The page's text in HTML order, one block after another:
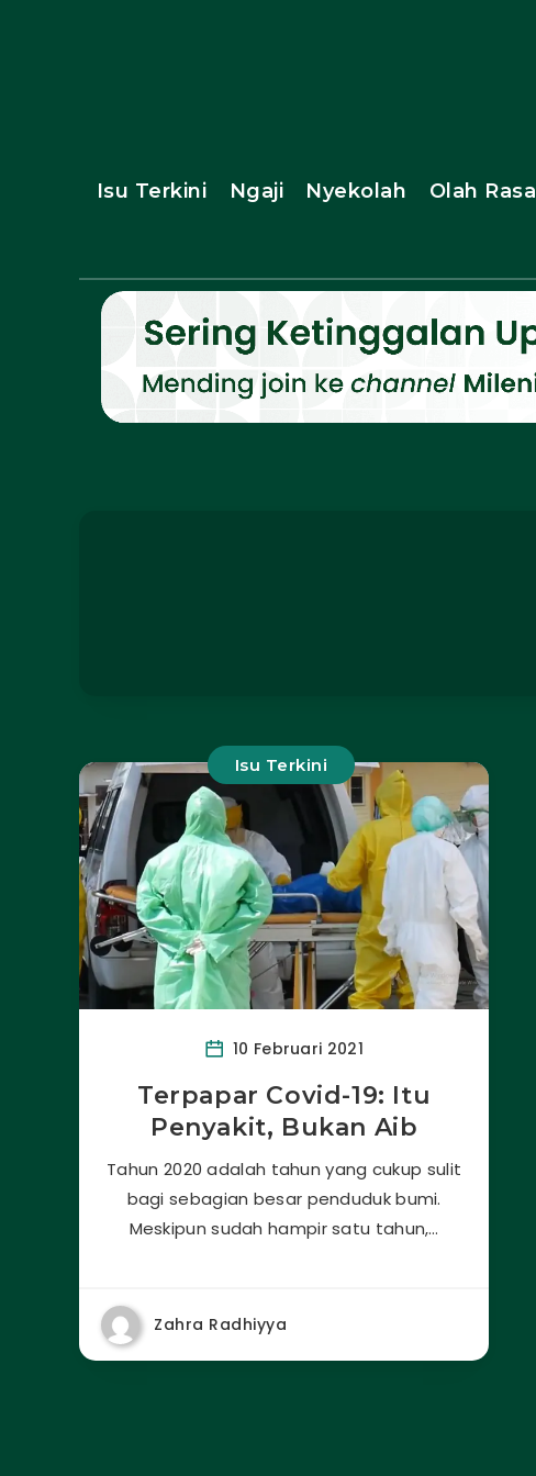
Isu Terkini Ngaji Nyekolah Olah Rasa
Isu Terkini
10 Februari 2021
Terpapar Covid-19: Itu
Penyakit, Bukan Aib
Tahun 2020 adalah tahun yang cukup sulit
bagi sebagian besar penduduk bumi.
Meskipun sudah hampir satu tahun,…
Zahra Radhiyya